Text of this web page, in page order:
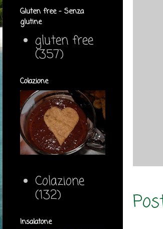
Gluten free - Senza
glutine
gluten free
(357)
Colazione
Colazione
(132)
Insalatone